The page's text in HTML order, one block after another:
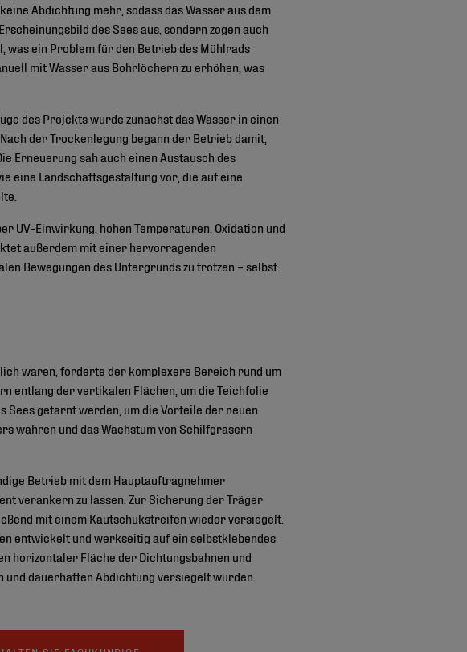
Abdichtung mehr, sodass das Wasser aus dem
des Sees aus, sondern zogen auch
was ein Problem für den Betrieb des Mühlrads
mit Wasser aus Bohrlöchern zu erhöhen, was
des Projekts wurde zunächst das Wasser in einen
der Trockenlegung begann der Betrieb damit,
Erneuerung sah auch einen Austausch des
eine Landschaftsgestaltung vor, die auf eine
UV-Einwirkung, hohen Temperaturen, Oxidation und
außerdem mit einer hervorragenden
Bewegungen des Untergrunds zu trotzen – selbst
waren, forderte der komplexere Bereich rund um
entlang der vertikalen Flächen, um die Teichfolie
Sees getarnt werden, um die Vorteile der neuen
wahren und das Wachstum von Schilfgräsern
Betrieb mit dem Hauptauftragnehmer
verankern zu lassen. Zur Sicherung der Träger
mit einem Kautschukstreifen wieder versiegelt.
entwickelt und werkseitig auf ein selbstklebendes
horizontaler Fläche der Dichtungsbahnen und
dauerhaften Abdichtung versiegelt wurden.